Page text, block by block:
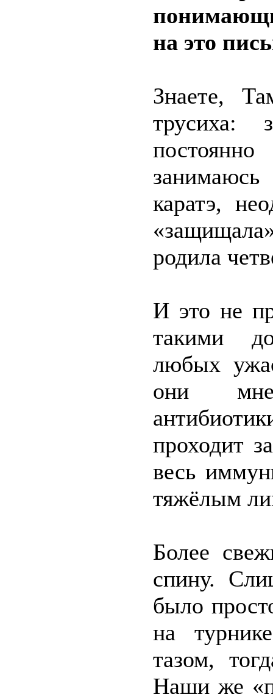
на это
Знаете,
трусиха:
каратэ,
родила
И это не
такими
любых
они мне
проходит
весь
тяжёлым
Более
спину.
было
на
тазом,
Наши же